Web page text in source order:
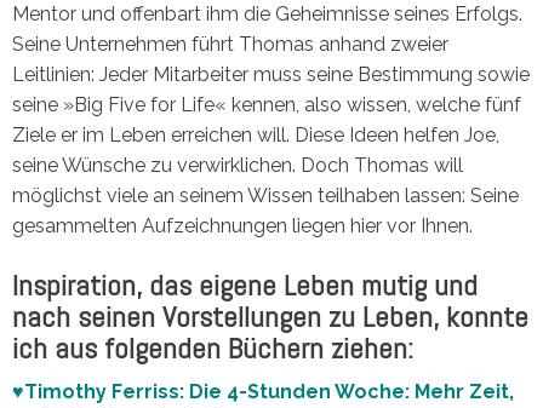
Mentor und offenbart ihm die Geheimnisse seines Erfolgs.
Seine Unternehmen führt Thomas anhand zweier
Leitlinien: Jeder Mitarbeiter muss seine Bestimmung sowie
seine »Big Five for Life« kennen, also wissen, welche fünf
Ziele er im Leben erreichen will. Diese Ideen helfen Joe,
seine Wünsche zu verwirklichen. Doch Thomas will
möglichst viele an seinem Wissen teilhaben lassen: Seine
gesammelten Aufzeichnungen liegen hier vor Ihnen.
Inspiration, das eigene Leben mutig und
nach seinen Vorstellungen zu Leben, konnte
ich aus folgenden Büchern ziehen:
♥Timothy Ferriss: Die 4-Stunden Woche: Mehr Zeit,